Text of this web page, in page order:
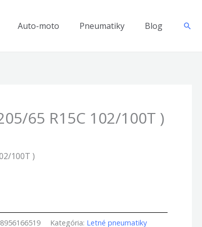
Auto-moto Pneumatiky Blog
65 R15C 102/100T )
100T )
Kategória: Letné pneumatiky